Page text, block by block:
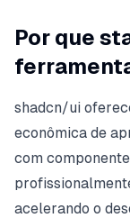
Por que
shadcn/ui
econômica de
com
acelerando o